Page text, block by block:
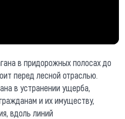
в придорожных полосах до
перед лесной отраслью.
в устранении ущерба,
и их имуществу,
вдоль линий